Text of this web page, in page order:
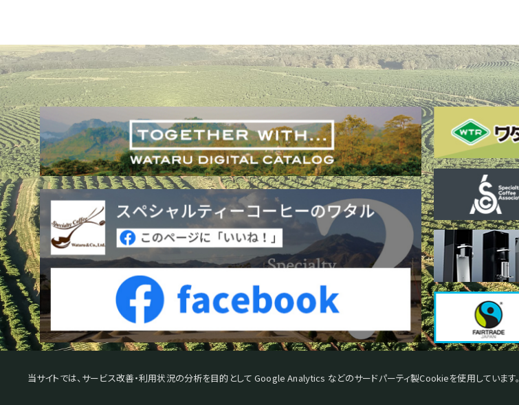
当サイトでは、サービス改善・利用状況の分析を目的として Google Analytics などのサードパーティ製Cookieを使用しています。